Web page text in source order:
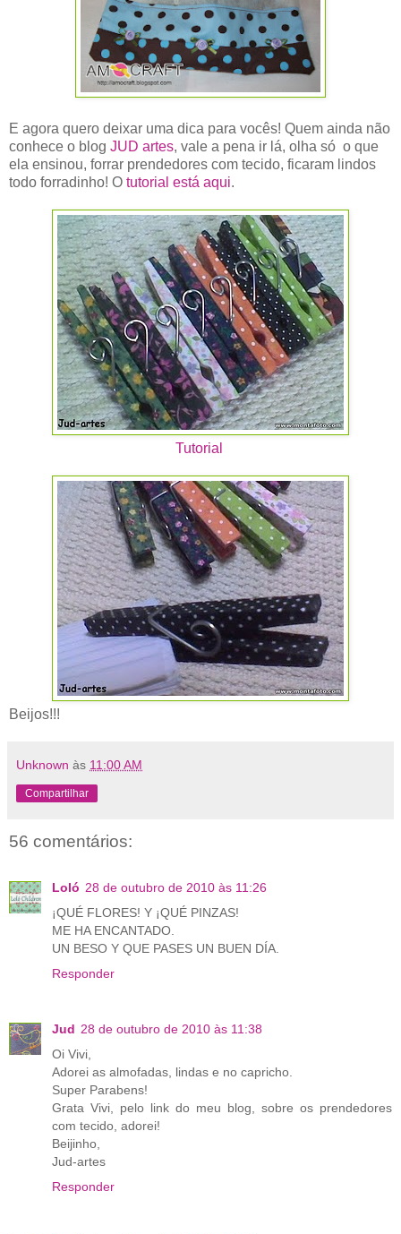
E agora quero deixar uma dica para vocês! Quem ainda não
conhece o blog JUD artes, vale a pena ir lá, olha só o que
ela ensinou, forrar prendedores com tecido, ficaram lindos
todo forradinho! O tutorial está aqui.
Tutorial
Beijos!!!
Unknown às 11:00 AM
Compartilhar
56 comentários:
Loló 28 de outubro de 2010 às 11:26
¡QUÉ FLORES! Y ¡QUÉ PINZAS!
ME HA ENCANTADO.
UN BESO Y QUE PASES UN BUEN DÍA.
Responder
Jud 28 de outubro de 2010 às 11:38
Oi Vivi,
Adorei as almofadas, lindas e no capricho.
Super Parabens!
Grata Vivi, pelo link do meu blog, sobre os prendedores
com tecido, adorei!
Beijinho,
Jud-artes
Responder